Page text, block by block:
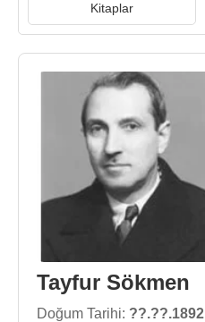
Kitaplar
Tayfur Sökmen
Doğum Tarihi: ??.??.1892